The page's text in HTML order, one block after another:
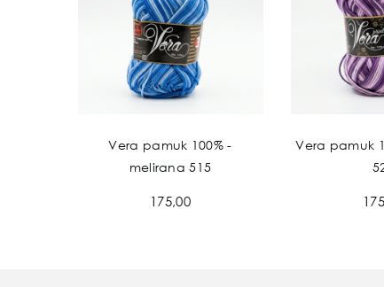
Vera pamuk 100% -
melirana 515
175,00
Vera pamuk